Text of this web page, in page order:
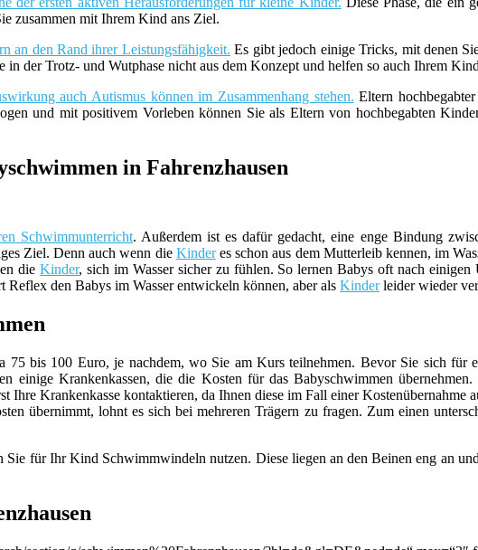
zusammen mit Ihrem Kind ans Ziel.
an den Rand ihrer Leistungsfähigkeit. Es gibt jedoch einige Tricks, mit denen
der Trotz- und Wutphase nicht aus dem Konzept und helfen so auch Ihrem
auch Autismus können im Zusammenhang stehen. Eltern
und mit positivem Vorleben können Sie als Eltern von hochbegabten
in Fahrenzhausen
Schwimmunterricht. Außerdem ist es dafür gedacht, eine enge Bindung
Ziel. Denn auch wenn die Kinderes schon aus dem Mutterleib kennen, im
dieKinder, sich im Wasser sicher zu fühlen. So lernen Babys oft nach
Reflex den Babys im Wasser entwickeln können, aber als Kinderleider wieder
bis 100 Euro, je nachdem, wo Sie am Kurs teilnehmen. Bevor Sie sich für
einige Krankenkassen, die die Kosten für das Babyschwimmen
Ihre Krankenkasse kontaktieren, da Ihnen diese im Fall einer
übernimmt, lohnt es sich bei mehreren Trägern zu fragen. Zum einen
für Ihr Kind Schwimmwindeln nutzen. Diese liegen an den Beinen eng an